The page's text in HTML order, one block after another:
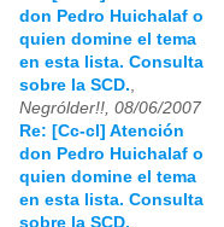
don Pedro Huichalaf o
quien domine el tema
en esta lista. Consulta
sobre la SCD.,
Negrólder!!, 08/06/2007
Re: [Cc-cl] Atención
don Pedro Huichalaf o
quien domine el tema
en esta lista. Consulta
sobre la SCD.,